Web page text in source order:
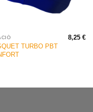
TURBO PBT
8,25€